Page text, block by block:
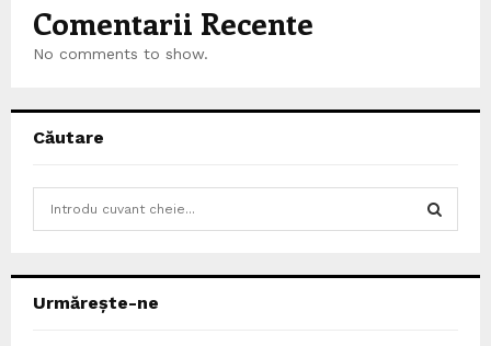
Comentarii Recente
No comments to show.
Căutare
h
Urmărește-ne